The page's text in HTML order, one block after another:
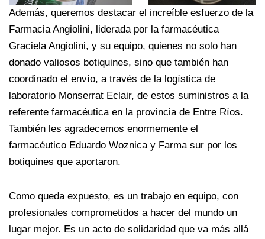
Además, queremos destacar el increíble esfuerzo de la
Farmacia Angiolini, liderada por la farmacéutica
Graciela Angiolini, y su equipo, quienes no solo han
donado valiosos botiquines, sino que también han
coordinado el envío, a través de la logística de
laboratorio Monserrat Eclair, de estos suministros a la
referente farmacéutica en la provincia de Entre Ríos.
También les agradecemos enormemente el
farmacéutico Eduardo Woznica y Farma sur por los
botiquines que aportaron.
Como queda expuesto, es un trabajo en equipo, con
profesionales comprometidos a hacer del mundo un
lugar mejor. Es un acto de solidaridad que va más allá